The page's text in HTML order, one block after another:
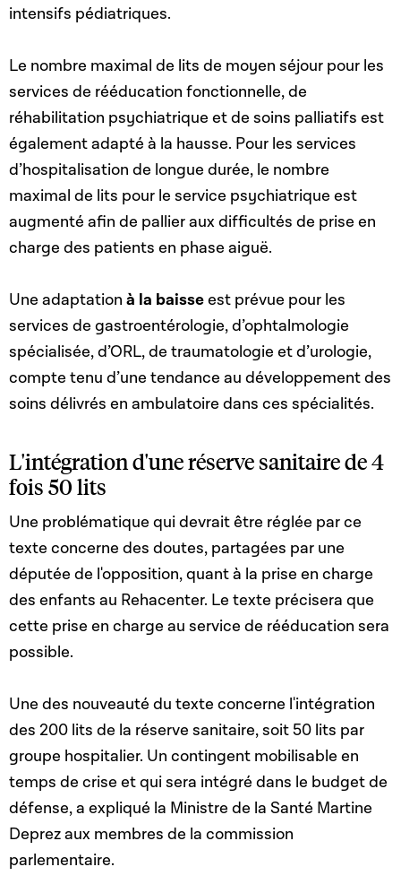
intensifs pédiatriques.
Le nombre maximal de lits de moyen séjour pour les
services de rééducation fonctionnelle, de
réhabilitation psychiatrique et de soins palliatifs est
également adapté à la hausse. Pour les services
d’hospitalisation de longue durée, le nombre
maximal de lits pour le service psychiatrique est
augmenté afin de pallier aux difficultés de prise en
charge des patients en phase aiguë.
Une adaptation à la baisseest prévue pour les
services de gastroentérologie, d’ophtalmologie
spécialisée, d’ORL, de traumatologie et d’urologie,
compte tenu d’une tendance au développement des
soins délivrés en ambulatoire dans ces spécialités.
L'intégration d'une réserve sanitaire de 4
fois 50 lits
Une problématique qui devrait être réglée par ce
texte concerne des doutes, partagées par une
députée de l'opposition, quant à la prise en charge
des enfants au Rehacenter. Le texte précisera que
cette prise en charge au service de rééducation sera
possible.
Une des nouveauté du texte concerne l'intégration
des 200 lits de la réserve sanitaire, soit 50 lits par
groupe hospitalier. Un contingent mobilisable en
temps de crise et qui sera intégré dans le budget de
défense, a expliqué la Ministre de la Santé Martine
Deprez aux membres de la commission
parlementaire.